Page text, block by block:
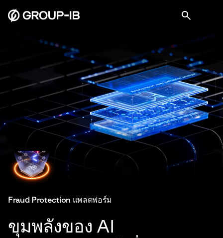
Fraud Protection แพลตฟอร์ม
ขุมพลังของ AI